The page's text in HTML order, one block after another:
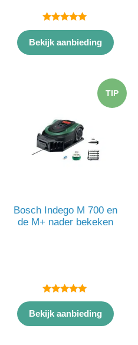
5.00
van 5
Bekijk aanbieding
TIP
Bosch Indego M 700 en
de M+ nader bekeken
5.00
van 5
Bekijk aanbieding